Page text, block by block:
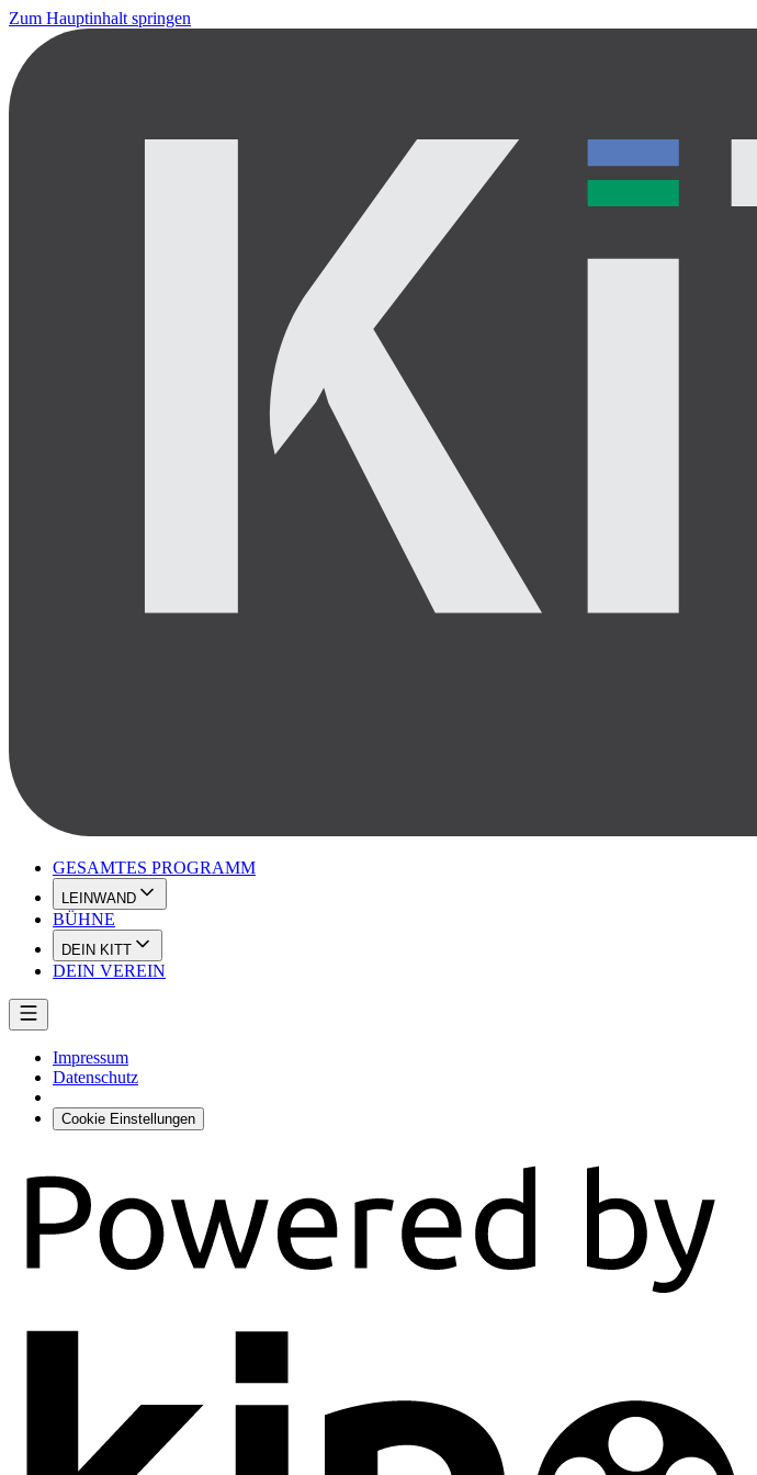
Zum Hauptinhalt springen
GESAMTES PROGRAMM
LEINWAND
BÜHNE
DEIN KITT
DEIN VEREIN
Impressum
Datenschutz
Cookie Einstellungen